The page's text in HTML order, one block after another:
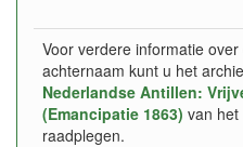
Voor verdere informatie
achternaam kunt u het
Nederlandse Antillen:
(Emancipatie 1863) van het
raadplegen.